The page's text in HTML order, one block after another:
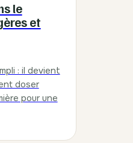
le
et
: il devient
doser
pour une